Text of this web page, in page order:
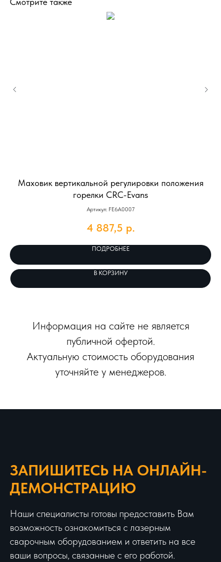
Маховик вертикальной регулировки положения
горелки CRC-Evans
Артикул: FE6A0007
4 887,5 р.
ПОДРОБНЕЕ
В КОРЗИНУ
Информация на сайте не является
публичной офертой.
Актуальную стоимость оборудования
уточняйте у менеджеров.
ЗАПИШИТЕСЬ НА ОНЛАЙН-
ДЕМОНСТРАЦИЮ
Наши специалисты готовы предоставить Вам
возможность ознакомиться с лазерным
сварочным оборудованием и ответить на все
ваши вопросы, связанные с его работой.